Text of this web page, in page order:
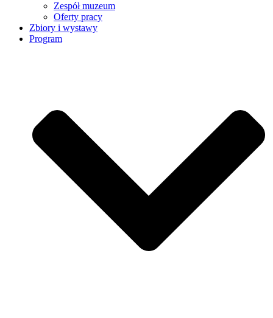
Zespół muzeum
Oferty pracy
Zbiory i wystawy
Program